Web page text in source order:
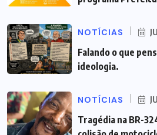
NOTÍCIAS
Falando o que
ideologia.
NOTÍCIAS
Tragédia na BR-